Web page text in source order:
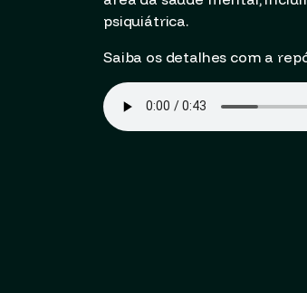
psiquiátrica.
Saiba os detalhes com a